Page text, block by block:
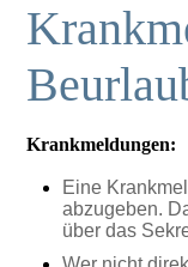
Krankmeldungen:
Eine
abzugeben.
über das